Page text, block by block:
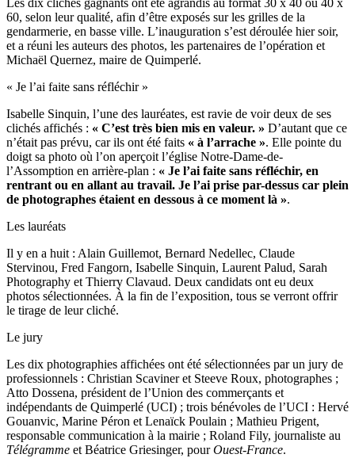
Les dix clichés gagnants ont été agrandis au format 30 x 40 ou 40 x
60, selon leur qualité, afin d’être exposés sur les grilles de la
gendarmerie, en basse ville. L’inauguration s’est déroulée hier soir,
et a réuni les auteurs des photos, les partenaires de l’opération et
Michaël Quernez, maire de Quimperlé.
« Je l’ai faite sans réfléchir »
Isabelle Sinquin, l’une des lauréates, est ravie de voir deux de ses
clichés affichés : « C’est très bien mis en valeur. » D’autant que ce
n’était pas prévu, car ils ont été faits « à l’arrache ». Elle pointe du
doigt sa photo où l’on aperçoit l’église Notre-Dame-de-
l’Assomption en arrière-plan : « Je l’ai faite sans réfléchir, en
rentrant ou en allant au travail. Je l’ai prise par-dessus car plein
de photographes étaient en dessous à ce moment là ».
Les lauréats
Il y en a huit : Alain Guillemot, Bernard Nedellec, Claude
Stervinou, Fred Fangorn, Isabelle Sinquin, Laurent Palud, Sarah
Photography et Thierry Clavaud. Deux candidats ont eu deux
photos sélectionnées. À la fin de l’exposition, tous se verront offrir
le tirage de leur cliché.
Le jury
Les dix photographies affichées ont été sélectionnées par un jury de
professionnels : Christian Scaviner et Steeve Roux, photographes ;
Atto Dossena, président de l’Union des commerçants et
indépendants de Quimperlé (UCI) ; trois bénévoles de l’UCI : Hervé
Gouanvic, Marine Péron et Lenaïck Poulain ; Mathieu Prigent,
responsable communication à la mairie ; Roland Fily, journaliste au
Télégramme et Béatrice Griesinger, pourOuest-France.